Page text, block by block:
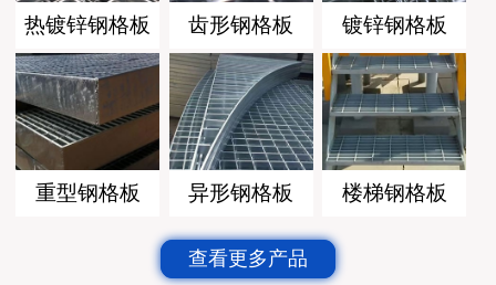
热镀锌钢格板 齿形钢格板 镀锌钢格板
重型钢格板 异形钢格板 楼梯钢格板
查看更多产品